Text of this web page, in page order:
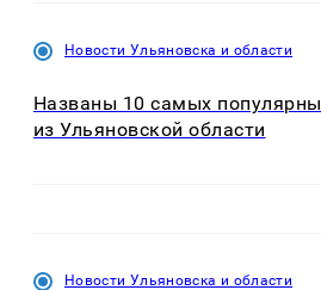
Новости Ульяновска и области
Названы 10 самых
из Ульяновской области
Новости Ульяновска и области